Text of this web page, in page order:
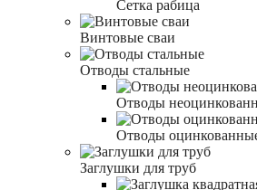
Сетка рабица
Винтовые сваи
Отводы стальные
Отводы
Отводы
Заглушки для труб